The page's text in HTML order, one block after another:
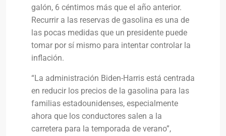
galón, 6 céntimos más que el año anterior.
Recurrir a las reservas de gasolina es una de
las pocas medidas que un presidente puede
tomar por sí mismo para intentar controlar la
inflación.
“La administración Biden-Harris está centrada
en reducir los precios de la gasolina para las
familias estadounidenses, especialmente
ahora que los conductores salen a la
carretera para la temporada de verano”,